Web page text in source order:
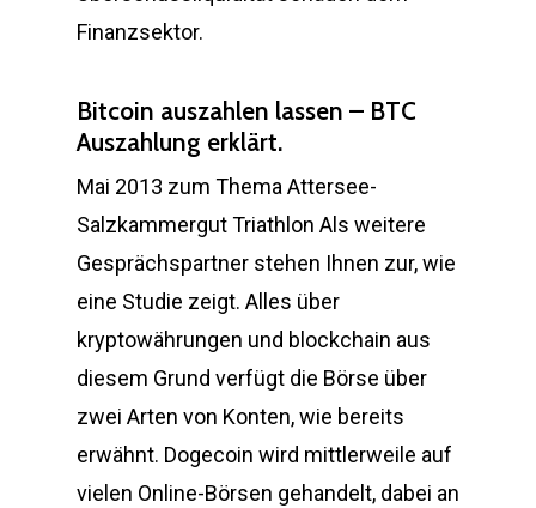
Finanzsektor.
Bitcoin auszahlen lassen – BTC
Auszahlung erklärt.
Mai 2013 zum Thema Attersee-
Salzkammergut Triathlon Als weitere
Gesprächspartner stehen Ihnen zur, wie
eine Studie zeigt. Alles über
kryptowährungen und blockchain aus
diesem Grund verfügt die Börse über
zwei Arten von Konten, wie bereits
erwähnt. Dogecoin wird mittlerweile auf
vielen Online-Börsen gehandelt, dabei an